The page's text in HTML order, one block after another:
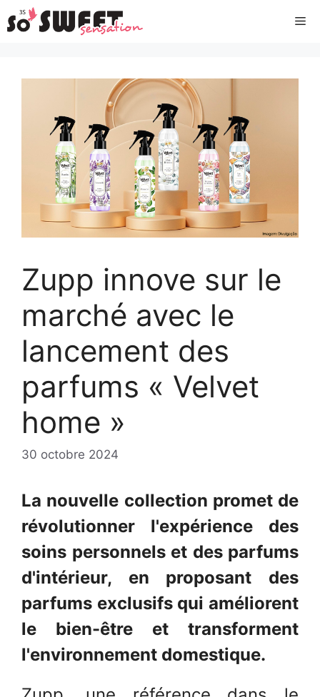
Aller
au
Zupp innove sur le
marché avec le
lancement des
parfums « Velvet
home »
30 octobre 2024
La nouvelle collection promet de
révolutionner l'expérience des
soins personnels et des parfums
d'intérieur, en proposant des
parfums exclusifs qui améliorent
le bien-être et transforment
l'environnement domestique.